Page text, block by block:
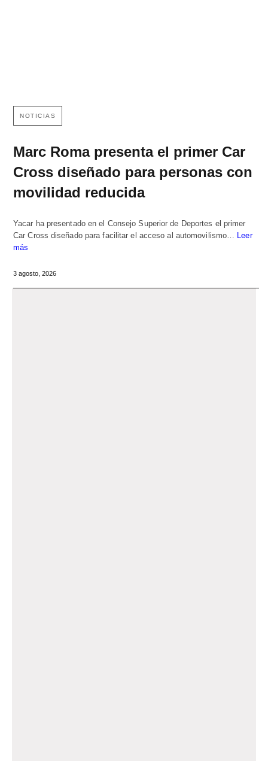
NOTICIAS
Marc Roma presenta el primer Car
Cross diseñado para personas con
movilidad reducida
Yacar ha presentado en el Consejo Superior de Deportes el primer
Car Cross diseñado para facilitar el acceso al automovilismo…
Leer
más
3 agosto, 2026